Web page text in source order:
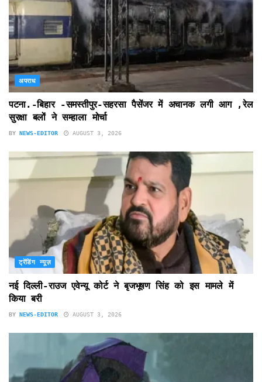
अपराध
पटना.-बिहार -समस्तीपुर-सहरसा पैसेंजर में अचानक लगी आग ,रेल
सुरक्षा बलों ने सम्हाला मोर्चा
BY NEWS-EDITOR AUGUST 3, 2026
ट्रेंडिंग न्यूज़
नई दिल्ली-राउज एवेन्यू कोर्ट ने बृजभूषण सिंह को इस मामले में
किया बरी
BY NEWS-EDITOR AUGUST 3, 2026